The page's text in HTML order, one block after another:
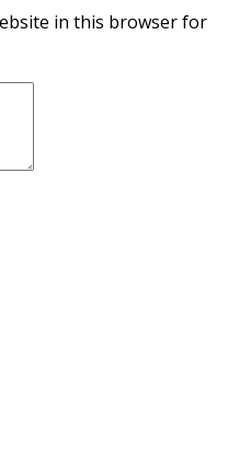
in this browser for